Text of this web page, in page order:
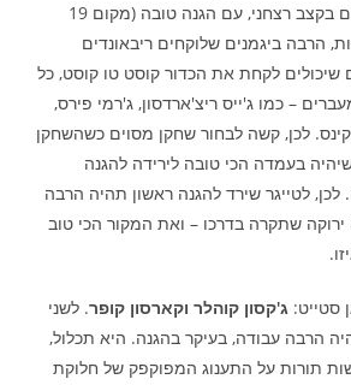
. הירוקים משחקים בקצב רצחני, עם הגנה טובה (מקום 19
הרבה ביגמנים שלוקחים ריבאונדים
שיכולים לקחת את הכדור קוסט טו קוסט, כל
– כמו ג'ייס ריצ'ארדסון, ג'רמי פירס,
לכן, קשה לבחור שחקן מסוים כשהשחקן
בעמדה הכי טובה לירידה להגנה
לכן, לטייגר שירד להגנה ראשון תהיה הרבה
ירוקה שתקרה בדרכו – ואת המקור הכי טוב
סטייט:ג'קסון קוהלר וקארסון קופר. לשני
הרבה עבודה, בעיקר בהגנה. היא תכלול,
תורות על התענוג המפוקפק של חלוקת